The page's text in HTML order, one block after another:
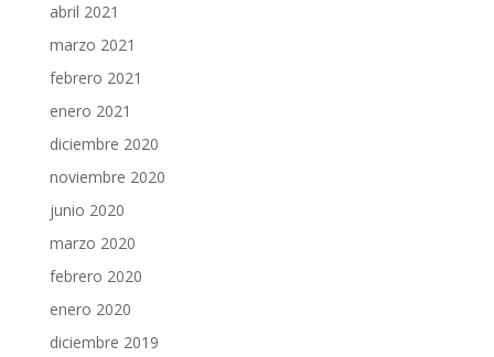
abril 2021
marzo 2021
febrero 2021
enero 2021
diciembre 2020
noviembre 2020
junio 2020
marzo 2020
febrero 2020
enero 2020
diciembre 2019